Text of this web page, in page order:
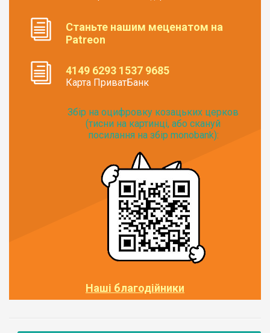
Станьте нашим меценатом на
Patreon
4149 6293 1537 9685
Карта ПриватБанк
Збір на оцифровку козацьких церков
(тисни на картинці, або скануй
посилання на збір monobank):
Наші благодійники